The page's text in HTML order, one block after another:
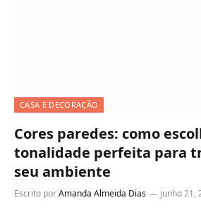
CASA E DECORAÇÃO
Cores paredes: como
tonalidade perfeita para
seu ambiente
Escrito porAmanda Almeida Dias junho 21,